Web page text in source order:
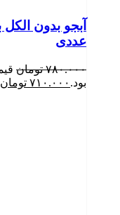
عددی
۷۸۰.۰۰۰ تومان
بود. ۷۱۰.۰۰۰ تومان